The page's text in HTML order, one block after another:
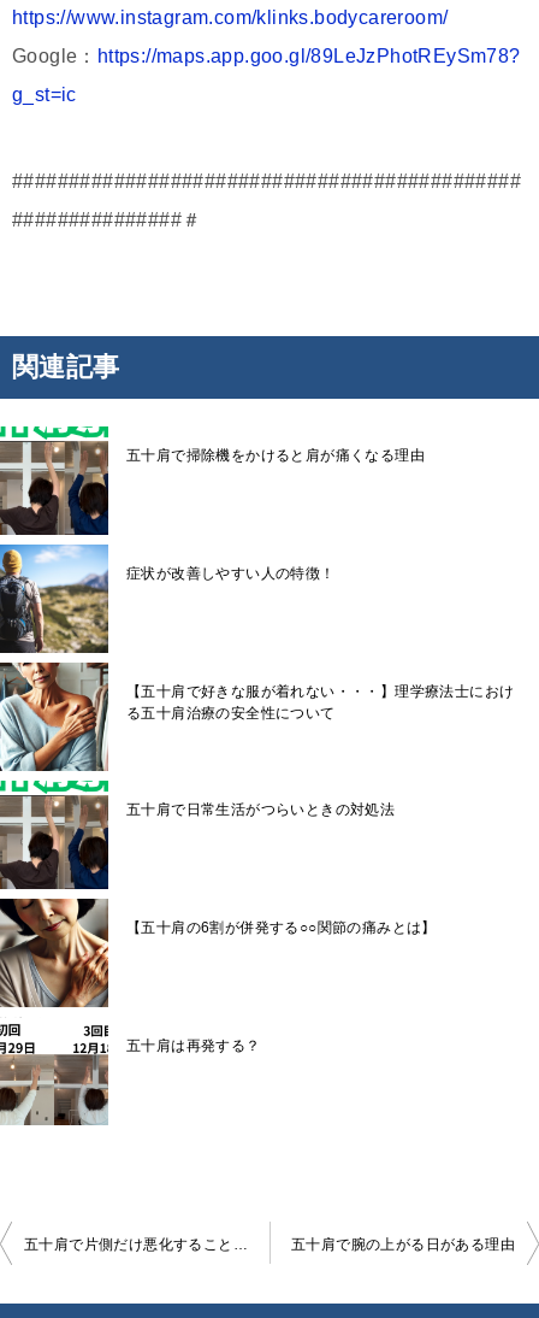
https://www.instagram.com/klinks.bodycareroom/
Google： https://maps.app.goo.gl/89LeJzPhotREySm78?
g_st=ic
#############################################
###############＃
関連記事
五十肩で掃除機をかけると肩が痛くなる理由
症状が改善しやすい人の特徴！
【五十肩で好きな服が着れない・・・】理学療法士におけ
る五十肩治療の安全性について
五十肩で日常生活がつらいときの対処法
【五十肩の6割が併発する○○関節の痛みとは】
五十肩は再発する？
投
五十肩で片側だけ悪化することはあるのか 五十肩で腕の上がる日がある理由